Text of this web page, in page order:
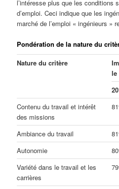
l’intéresse plus que les conditions
d’emploi. Ceci indique que les
marché de l’emploi « ingénieurs »
Pondération de la nature du
Nature du critère
le
Contenu du travail et intérêt
des missions
Ambiance du travail
Autonomie
Variété dans le travail et les
carrières